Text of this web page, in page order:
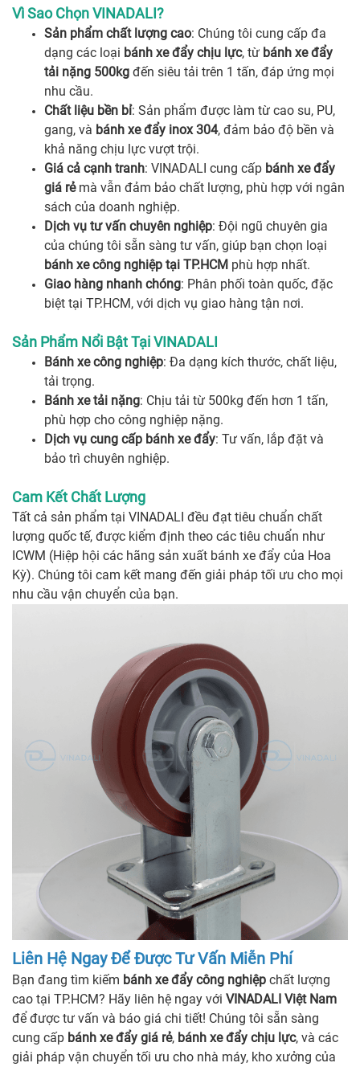
Vì Sao Chọn VINADALI?
Sản phẩm chất lượng cao: Chúng tôi cung cấp đa
dạng các loại bánh xe đẩy chịu lực, từ bánh xe đẩy
tải nặng 500kg đến siêu tải trên 1 tấn, đáp ứng mọi
nhu cầu.
Chất liệu bền bỉ: Sản phẩm được làm từ cao su, PU,
gang, và bánh xe đẩy inox 304, đảm bảo độ bền và
khả năng chịu lực vượt trội.
Giá cả cạnh tranh: VINADALI cung cấp bánh xe đẩy
giá rẻmà vẫn đảm bảo chất lượng, phù hợp với ngân
sách của doanh nghiệp.
Dịch vụ tư vấn chuyên nghiệp: Đội ngũ chuyên gia
của chúng tôi sẵn sàng tư vấn, giúp bạn chọn loại
bánh xe công nghiệp tại TP.HCM phù hợp nhất.
Giao hàng nhanh chóng: Phân phối toàn quốc, đặc
biệt tại TP.HCM, với dịch vụ giao hàng tận nơi.
Sản Phẩm Nổi Bật Tại VINADALI
Bánh xe công nghiệp: Đa dạng kích thước, chất liệu,
tải trọng.
Bánh xe tải nặng: Chịu tải từ 500kg đến hơn 1 tấn,
phù hợp cho công nghiệp nặng.
Dịch vụ cung cấp bánh xe đẩy: Tư vấn, lắp đặt và
bảo trì chuyên nghiệp.
Cam Kết Chất Lượng
Tất cả sản phẩm tại VINADALI đều đạt tiêu chuẩn chất
lượng quốc tế, được kiểm định theo các tiêu chuẩn như
ICWM (Hiệp hội các hãng sản xuất bánh xe đẩy của Hoa
Kỳ). Chúng tôi cam kết mang đến giải pháp tối ưu cho mọi
nhu cầu vận chuyển của bạn.
Liên Hệ Ngay Để Được Tư Vấn Miễn Phí
Bạn đang tìm kiếm bánh xe đẩy công nghiệp chất lượng
cao tại TP.HCM? Hãy liên hệ ngay với VINADALI Việt Nam
để được tư vấn và báo giá chi tiết! Chúng tôi sẵn sàng
cung cấp bánh xe đẩy giá rẻ, bánh xe đẩy chịu lực, và các
giải pháp vận chuyển tối ưu cho nhà máy, kho xưởng của